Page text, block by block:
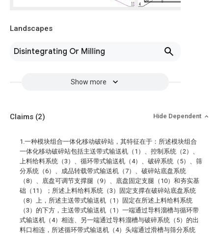
Landscapes
Disintegrating Or Milling
Show more
Claims (2) Hide Dependent
1.一种模块组合一体化移动破碎站，其特征在于：所述模块组合
一体化移动破碎站包括主送带式输送机（1）、控制系统（2）、
上料给料系统（3）、循环带式输送机（4）、破碎系统（5）、筛
分系统（6）、成品转载带式输送机（7）、破碎站底盘系统
（8）、底盘可调节支撑腿（9）、底盘固定支腿（10）和夯实基
础（11）；所述上料给料系统（3）固定支撑在破碎站底盘系统
（8）上，所述主送带式输送机（1）固定在所述上料给料系统
（3）的下方，主送带式输送机（1）一端通过导料溜槽与循环带
式输送机（4）相连、另一端通过导料溜槽与破碎系统（5）的出
料口相连，所述循环带式输送机（4）头端通过滑槽与筛分系统